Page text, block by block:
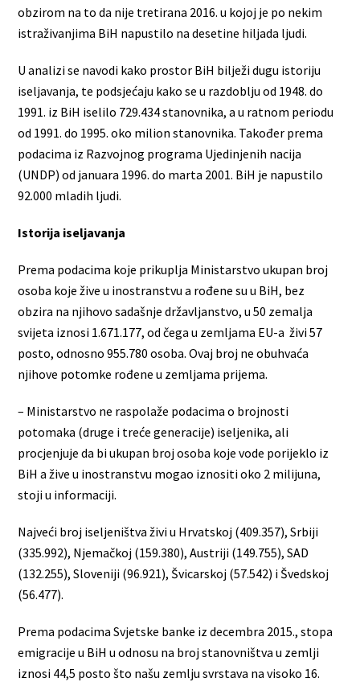
obzirom na to da nije tretirana 2016. u kojoj je po nekim
istraživanjima BiH napustilo na desetine hiljada ljudi.
U analizi se navodi kako prostor BiH bilježi dugu istoriju
iseljavanja, te podsjećaju kako se u razdoblju od 1948. do
1991. iz BiH iselilo 729.434 stanovnika, a u ratnom periodu
od 1991. do 1995. oko milion stanovnika. Također prema
podacima iz Razvojnog programa Ujedinjenih nacija
(UNDP) od januara 1996. do marta 2001. BiH je napustilo
92.000 mladih ljudi.
Istorija iseljavanja
Prema podacima koje prikuplja Ministarstvo ukupan broj
osoba koje žive u inostranstvu a rođene su u BiH, bez
obzira na njihovo sadašnje državljanstvo, u 50 zemalja
svijeta iznosi 1.671.177, od čega u zemljama EU-a živi 57
posto, odnosno 955.780 osoba. Ovaj broj ne obuhvaća
njihove potomke rođene u zemljama prijema.
– Ministarstvo ne raspolaže podacima o brojnosti
potomaka (druge i treće generacije) iseljenika, ali
procjenjuje da bi ukupan broj osoba koje vode porijeklo iz
BiH a žive u inostranstvu mogao iznositi oko 2 milijuna,
stoji u informaciji.
Najveći broj iseljeništva živi u Hrvatskoj (409.357), Srbiji
(335.992), Njemačkoj (159.380), Austriji (149.755), SAD
(132.255), Sloveniji (96.921), Švicarskoj (57.542) i Švedskoj
(56.477).
Prema podacima Svjetske banke iz decembra 2015., stopa
emigracije u BiH u odnosu na broj stanovništva u zemlji
iznosi 44,5 posto što našu zemlju svrstava na visoko 16.